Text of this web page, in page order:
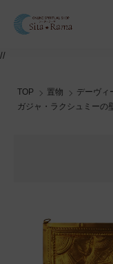
//
TOP 置物
デーヴィ
ガジャ・ラクシュミーの